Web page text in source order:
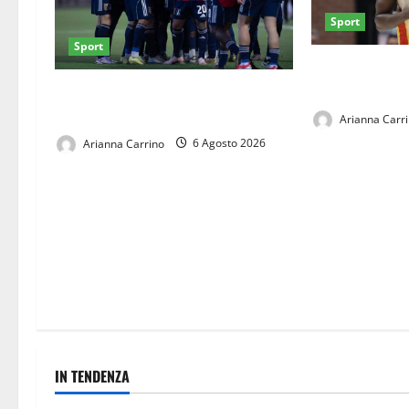
Sport
Arianna Carrino 6 Agosto 2026
Sport
Arianna
IN TENDENZA